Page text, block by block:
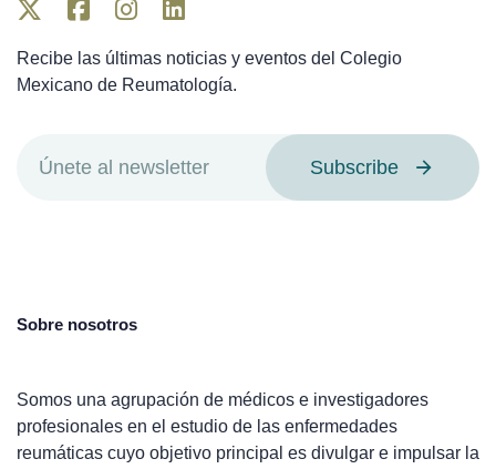
Recibe las últimas noticias y eventos del Colegio
Mexicano de Reumatología.
Subscribe
Sobre nosotros
Somos una agrupación de médicos e investigadores
profesionales en el estudio de las enfermedades
reumáticas cuyo objetivo principal es divulgar e impulsar la